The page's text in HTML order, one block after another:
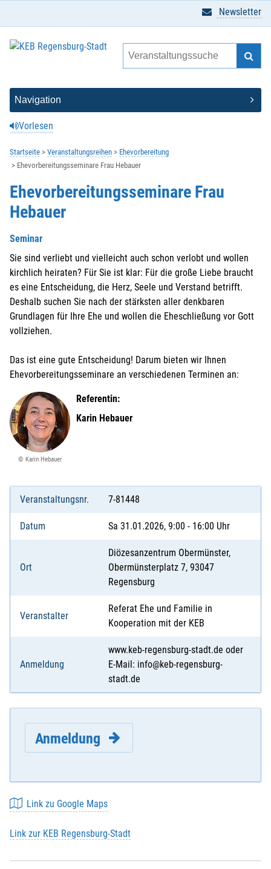
Vorlesen
Newsletter
Startseite Veranstaltungsreihen
Ehevorbereitung
Ehevorbereitungsseminare Frau Hebauer
Ehevorbereitungsseminare Frau
Hebauer
Seminar
Sie sind verliebt und vielleicht auch schon verlobt und wollen
kirchlich heiraten? Für Sie ist klar: Für die große Liebe braucht
es eine Entscheidung, die Herz, Seele und Verstand betrifft.
Deshalb suchen Sie nach der stärksten aller denkbaren
Grundlagen für Ihre Ehe und wollen die Eheschließung vor Gott
vollziehen.
Das ist eine gute Entscheidung! Darum bieten wir Ihnen
Ehevorbereitungsseminare an verschiedenen Terminen an:
© Karin Hebauer
Referentin:
Karin Hebauer
Veranstaltungsnr. 7-81448
Datum Sa 31.01.2026, 9:00 - 16:00 Uhr
Ort
Diözesanzentrum Obermünster,
Obermünsterplatz 7, 93047
Regensburg
Veranstalter
Referat Ehe und Familie in
Kooperation mit der KEB
Anmeldung
www.keb-regensburg-stadt.de oder
E-Mail: info@keb-regensburg-
stadt.de
Anmeldung
E-Mail*:
Link zu Google Maps
Link zur KEB Regensburg-Stadt